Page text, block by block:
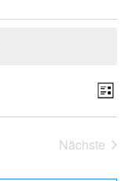
Liste
Nächste